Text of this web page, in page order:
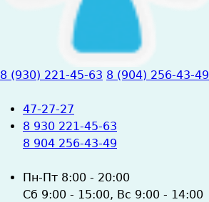
8 (930) 221-45-63 8 (904) 256-43-49
47-27-27
8 930 221-45-63
8 904 256-43-49
Пн-Пт 8:00 - 20:00
Сб 9:00 - 15:00, Вс 9:00 - 14:00